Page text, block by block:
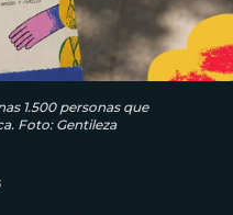
1.500 personas que
Foto: Gentileza